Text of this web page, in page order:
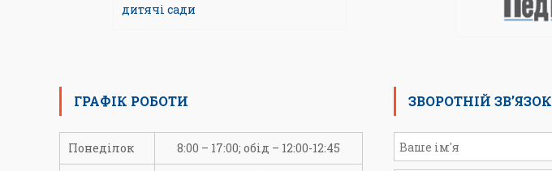
дитячі сади
ГРАФІК РОБОТИ
Понеділок 8:00 – 17:00; обід – 12:00-12:45
ЗВОРОТНІЙ ЗВ’ЯЗОК